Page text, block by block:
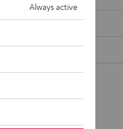
Always active